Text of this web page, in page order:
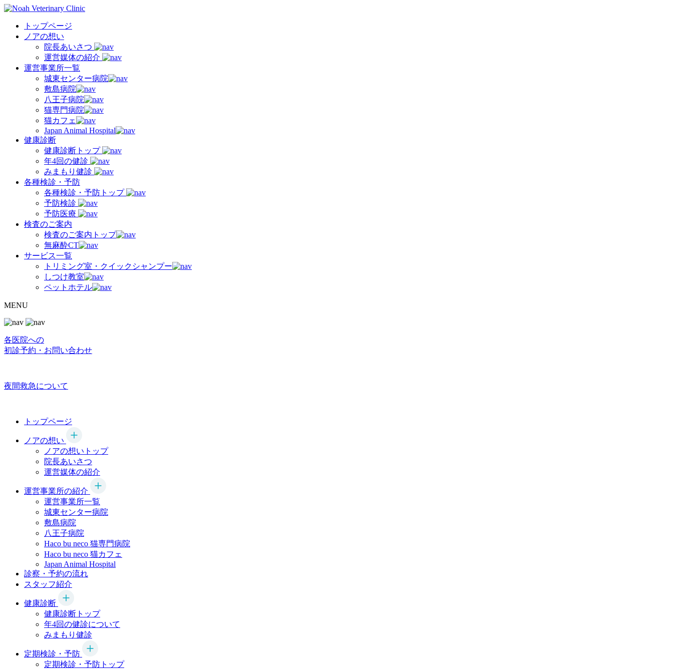
トップページ
ノアの想い
院長あいさつ
運営媒体の紹介
運営事業所一覧
城東センター病院
敷島病院
八王子病院
猫専門病院
猫カフェ
Japan Animal Hospital
健康診断
健康診断トップ
年4回の健診
みまもり健診
各種検診・予防
各種検診・予防トップ
予防検診
予防医療
検査のご案内
検査のご案内トップ
無麻酔CT
サービス一覧
トリミング室・クイックシャンプー
しつけ教室
ペットホテル
MENU
各医院への
初診予約・お問い合わせ
夜間救急について
トップページ
ノアの想い
ノアの想いトップ
院長あいさつ
運営媒体の紹介
運営事業所の紹介
運営事業所一覧
城東センター病院
敷島病院
八王子病院
Haco bu neco 猫専門病院
Haco bu neco 猫カフェ
Japan Animal Hospital
診察・予約の流れ
スタッフ紹介
健康診断
健康診断トップ
年4回の健診について
みまもり健診
定期検診・予防
定期検診・予防トップ